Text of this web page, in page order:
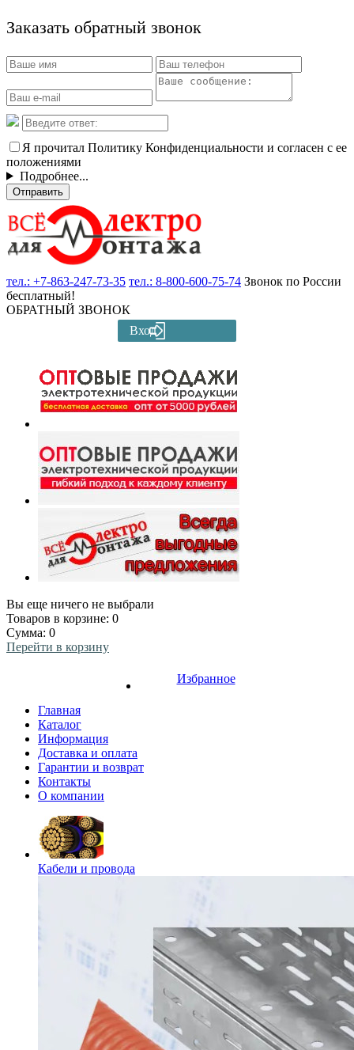
Заказать обратный звонок
Я прочитал Политику Конфиденциальности и согласен с ее
положениями
Подробнее...
Отправить
тел.: +7-863-247-73-35 тел.: 8-800-600-75-74 Звонок по России
бесплатный!
ОБРАТНЫЙ ЗВОНОК
Вход
Вы еще ничего не выбрали
Товаров в корзине: 0
Сумма: 0
Перейти в корзину
Избранное
Главная
Каталог
Информация
Доставка и оплата
Гарантии и возврат
Контакты
О компании
Кабели и провода